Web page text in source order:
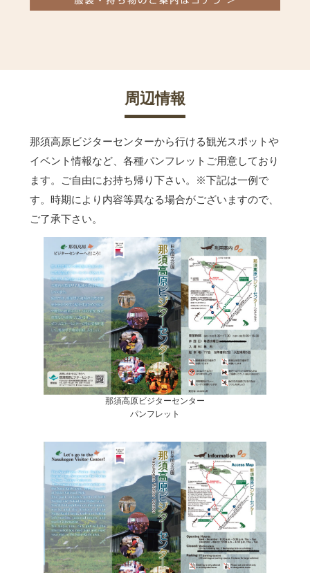
周辺情報
那須高原ビジターセンターから行ける観光スポットや
イベント情報など、各種パンフレットご用意しており
ます。ご自由にお持ち帰り下さい。
※下記は一例で
す。時期により内容等異なる場合がございますので、
ご了承下さい。
那須高原ビジターセンター
パンフレット